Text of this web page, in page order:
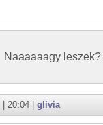
Naaaaaagy
| 20:04 | glivia